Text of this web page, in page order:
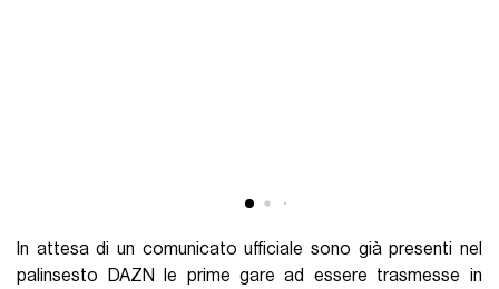
In attesa di un comunicato ufficiale sono già presenti nel
palinsesto DAZN le prime gare ad essere trasmesse in